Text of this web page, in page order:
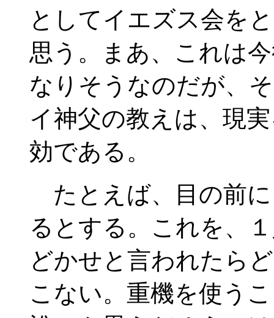
としてイエズス会を
思う。まあ、これは
なりそうなのだが、
イ神父の教えは、現
効である。
たとえば、目の前
るとする。これを、
どかせと言われたら
こない。重機を使う